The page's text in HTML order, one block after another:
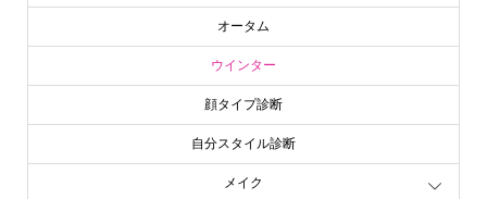
オータム
ウインター
顔タイプ診断
自分スタイル診断
メイク